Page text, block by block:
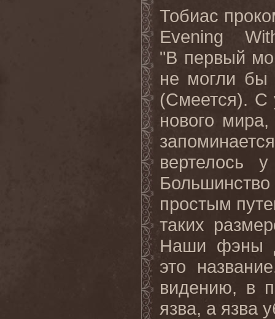
Тобиас
Evening
"В первый
не могли бы
(Смеется). С
нового
вертелось
простым
таких
Наши фэны
это
видению, в
язва, а язва